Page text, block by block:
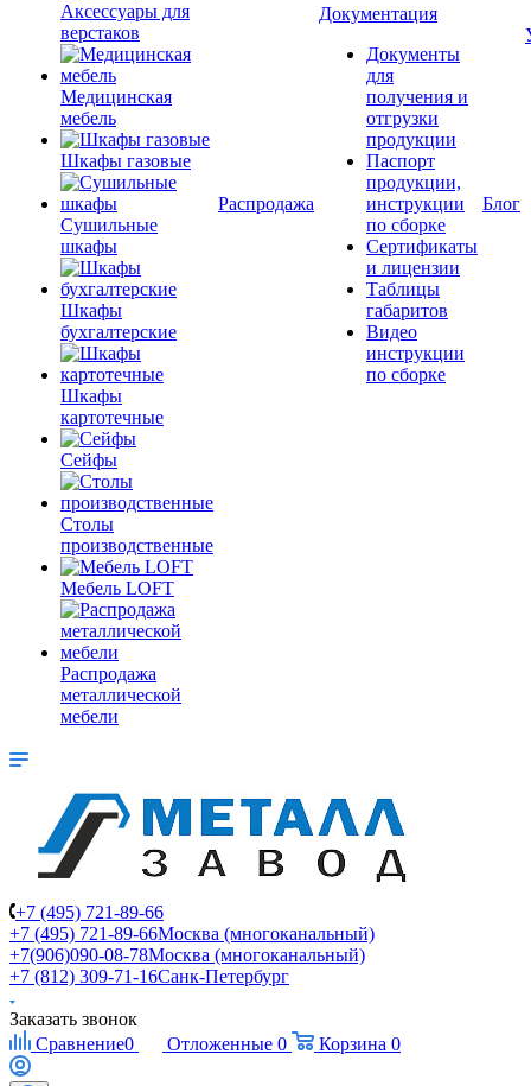
Аксессуары для
верстаков
Медицинская
мебель
Шкафы газовые
Сушильные
шкафы
Шкафы
бухгалтерские
Шкафы
картотечные
Сейфы
Столы
производственные
Мебель LOFT
Распродажа
металлической
мебели
Распродажа
Документация
Документы
для
получения и
отгрузки
продукции
Паспорт
продукции,
инструкции
по сборке
Сертификаты
и лицензии
Таблицы
габаритов
Видео
инструкции
по сборке
Блог
+7 (495) 721-89-66
+7 (495) 721-89-66Москва (многоканальный)
+7(906)090-08-78Москва (многоканальный)
+7 (812) 309-71-16Санк-Петербург
Заказать звонок
Сравнение0 Отложенные 0 Корзина 0